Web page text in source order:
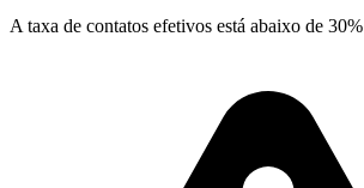
A taxa de contatos efetivos está abaixo de 30%